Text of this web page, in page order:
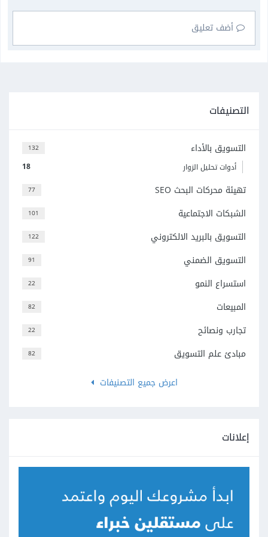
أضف تعليق
التصنيفات
132 التسويق بالأداء
18 أدوات تحليل الزوار
77 تهيئة محركات البحث SEO
101 الشبكات الاجتماعية
122 التسويق بالبريد الالكتروني
91 التسويق الضمني
22 استسراع النمو
82 المبيعات
22 تجارب ونصائح
82
مبادئ علم التسويق
اعرض جميع التصنيفات
إعلانات